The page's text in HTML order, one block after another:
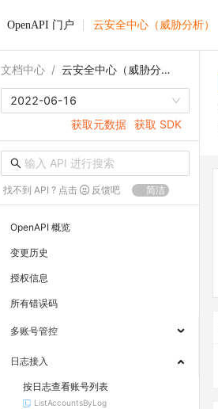
OpenAPI 门户 云安全中心（威胁分析）
文档中心 / 云安全中心（威胁分析）
2022-06-16
获取元数据 获取 SDK
找不到 API ? 点击 反馈吧 简洁
OpenAPI 概览
变更历史
授权信息
所有错误码
多账号管控
日志接入
按日志查看账号列表
ListAccountsByLog